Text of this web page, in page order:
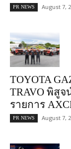
PR NEWS August 7,
TOYOTA
TRAVO พิสู
รายการ
PR NEWS August 7,